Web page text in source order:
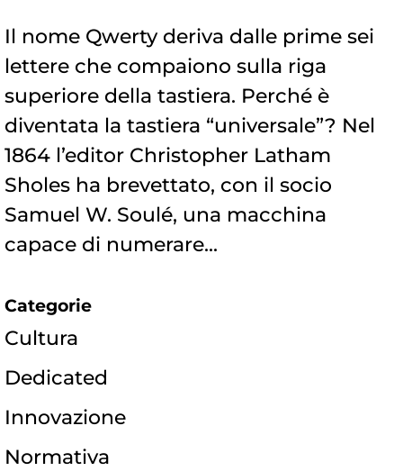
Il nome Qwerty deriva dalle prime sei
lettere che compaiono sulla riga
superiore della tastiera. Perché è
diventata la tastiera “universale”? Nel
1864 l’editor Christopher Latham
Sholes ha brevettato, con il socio
Samuel W. Soulé, una macchina
capace di numerare...
Categorie
Cultura
Dedicated
Innovazione
Normativa